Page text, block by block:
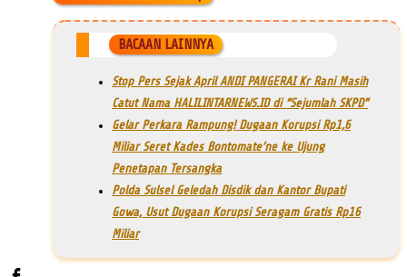
BACAAN LAINNYA
Stop Pers Sejak April ANDI PANGERAI Kr Rani Masih
Catut Nama HALILINTARNEWS.ID di “Sejumlah SKPD”
Gelar Perkara Rampung! Dugaan Korupsi Rp1,6
Miliar Seret Kades Bontomate’ne ke Ujung
Penetapan Tersangka
Polda Sulsel Geledah Disdik dan Kantor Bupati
Gowa, Usut Dugaan Korupsi Seragam Gratis Rp16
Miliar